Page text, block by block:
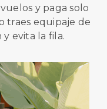
y paga solo
traes equipaje de
evita la fila.